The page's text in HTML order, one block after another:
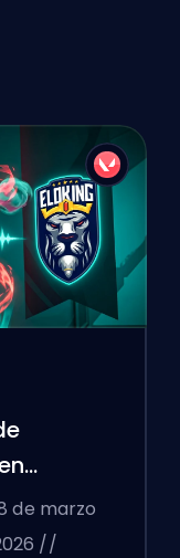
de marzo
//